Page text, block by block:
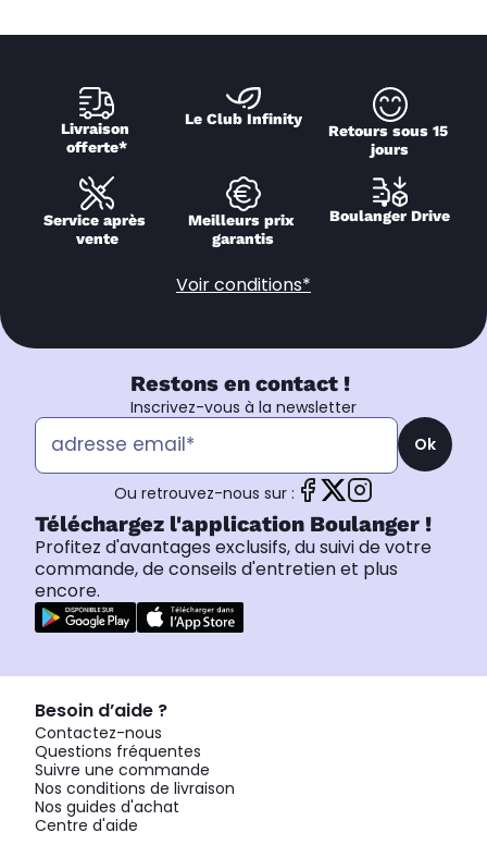
Livraison
offerte*
Le Club Infinity
Retours sous 15
jours
Service après
vente
Meilleurs prix
garantis
Boulanger Drive
Voir conditions*
Restons en contact !
Inscrivez-vous à la newsletter
Ok
Ou retrouvez-nous sur :
Téléchargez l'application Boulanger !
Profitez d'avantages exclusifs, du suivi de votre
commande, de conseils d'entretien et plus
encore.
Besoin d’aide ?
Contactez-nous
Questions fréquentes
Suivre une commande
Nos conditions de livraison
Nos guides d'achat
Centre d'aide